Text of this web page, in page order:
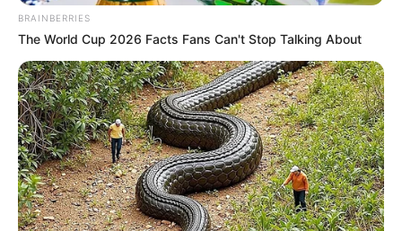
BRAINBERRIES
The World Cup 2026 Facts Fans Can't Stop Talking About